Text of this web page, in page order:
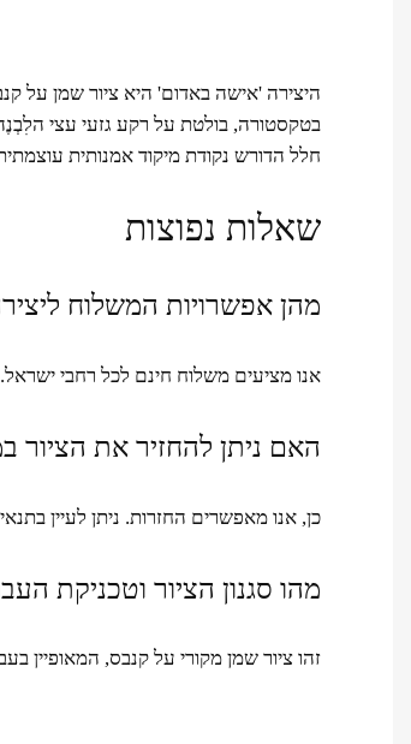
בטקסטורה, בולטת על רקע גזעי עצי
חלל הדורש נקודת מיקוד אמנותית
שאלות נפוצות
מהן אפשרויות המשלוח
אנו מציעים משלוח חינם לכל רחבי ישראל. זמן
האם ניתן להחזיר את הציור
כן, אנו מאפשרים החזרות. ניתן לעיין
מהו סגנון הציור וטכניקת
זהו ציור שמן מקורי על קנבס,